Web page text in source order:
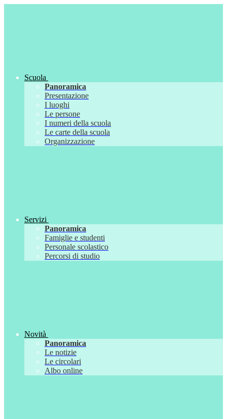
Scuola
Panoramica
Presentazione
I luoghi
Le persone
I numeri della scuola
Le carte della scuola
Organizzazione
Servizi
Panoramica
Famiglie e studenti
Personale scolastico
Percorsi di studio
Novità
Panoramica
Le notizie
Le circolari
Albo online